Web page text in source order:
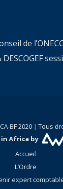
de
BF 2020 | Tous
in Africa by
Accueil
L’Ordre
expert